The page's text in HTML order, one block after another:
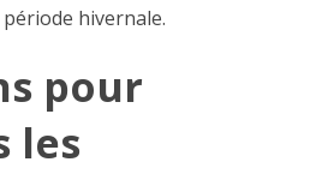
hivernale.
pour
les